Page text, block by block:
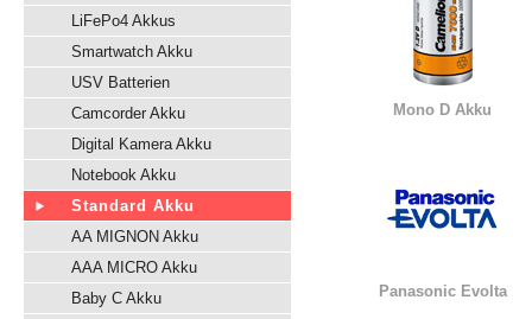
LiFePo4 Akkus
Smartwatch Akku
USV Batterien
Camcorder Akku
Digital Kamera Akku
Notebook Akku
Standard Akku
AA MIGNON Akku
AAA MICRO Akku
Baby C Akku
Mono D Akku
Panasonic Evolta